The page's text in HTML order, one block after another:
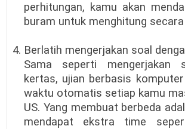
perhitungan, kamu akan
buram untuk menghitung
4. Berlatih mengerjakan soal
Sama seperti mengerjakan
kertas, ujian berbasis
waktu otomatis setiap kamu
US. Yang membuat berbeda
mendapat ekstra time